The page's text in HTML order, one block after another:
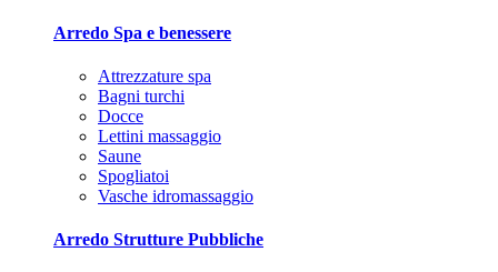
Arredo Spa e benessere
Attrezzature spa
Bagni turchi
Docce
Lettini massaggio
Saune
Spogliatoi
Vasche idromassaggio
Arredo Strutture Pubbliche